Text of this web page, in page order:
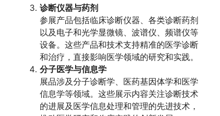
诊断仪器与药剂
参展产品包括临床诊断仪器、各类诊断药剂
以及电子和光学显微镜、波谱仪、频谱仪等
设备。这些产品和技术支持精准的医学诊断
和治疗，直接影响医学领域的研究和实践。
分子医学与信息学
展品涉及分子诊断学、医药基因体学和医学
信息学等领域。这些展示内容关注诊断技术
的进展及医学信息处理和管理的先进技术，